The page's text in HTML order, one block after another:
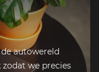
autowereld
we precies